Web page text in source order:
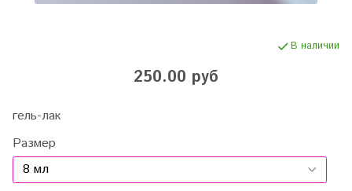
В наличии
250.00 руб
гель-лак
Размер